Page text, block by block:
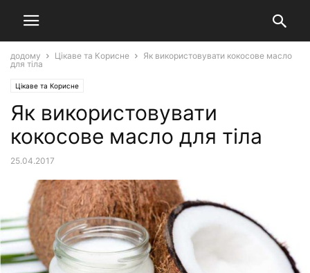
додому Цікаве та Корисне
Як використовувати кокосове масло
для тіла
Цікаве та Корисне
Як використовувати
кокосове масло для тіла
25.04.2017